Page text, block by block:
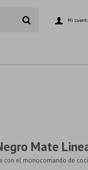
Mate
el monocomando de